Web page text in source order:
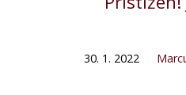
30. 1. 2022